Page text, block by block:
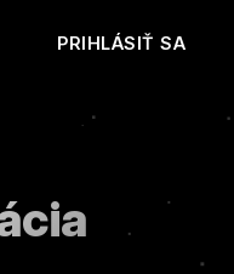
PRIHLÁSIŤ SA